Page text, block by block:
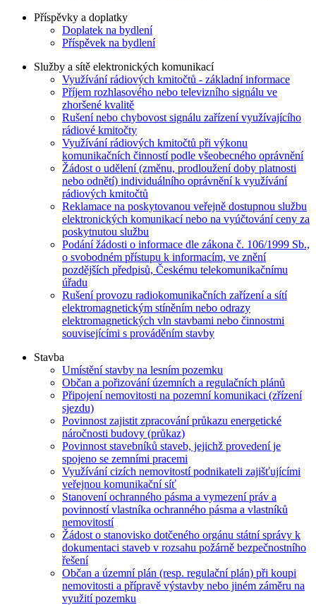
Příspěvky a doplatky
Doplatek na bydlení
Příspěvek na bydlení
Služby a sítě elektronických komunikací
Využívání rádiových kmitočtů - základní informace
Příjem rozhlasového nebo televizního signálu ve
zhoršené kvalitě
Rušení nebo chybovost signálu zařízení využívajícího
rádiové kmitočty
Využívání rádiových kmitočtů při výkonu
komunikačních činností podle všeobecného oprávnění
Žádost o udělení (změnu, prodloužení doby platnosti
nebo odnětí) individuálního oprávnění k využívání
rádiových kmitočtů
Reklamace na poskytovanou veřejně dostupnou službu
elektronických komunikací nebo na vyúčtování ceny za
poskytnutou službu
Podání žádosti o informace dle zákona č. 106/1999 Sb.,
o svobodném přístupu k informacím, ve znění
pozdějších předpisů, Českému telekomunikačnímu
úřadu
Rušení provozu radiokomunikačních zařízení a sítí
elektromagnetickým stíněním nebo odrazy
elektromagnetických vln stavbami nebo činnostmi
souvisejícími s prováděním stavby
Stavba
Umístění stavby na lesním pozemku
Občan a pořizování územních a regulačních plánů
Připojení nemovitosti na pozemní komunikaci (zřízení
sjezdu)
Povinnost zajistit zpracování průkazu energetické
náročnosti budovy (průkaz)
Povinnost stavebníků staveb, jejichž provedení je
spojeno se zemními pracemi
Využívání cizích nemovitostí podnikateli zajišťujícími
veřejnou komunikační síť
Stanovení ochranného pásma a vymezení práv a
povinností vlastníka ochranného pásma a vlastníků
nemovitostí
Žádost o stanovisko dotčeného orgánu státní správy k
dokumentaci staveb v rozsahu požárně bezpečnostního
řešení
Občan a územní plán (resp. regulační plán) při koupi
nemovitosti a přípravě výstavby nebo jiném záměru na
využití pozemku